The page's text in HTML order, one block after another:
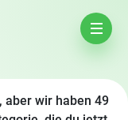
aber wir haben 49